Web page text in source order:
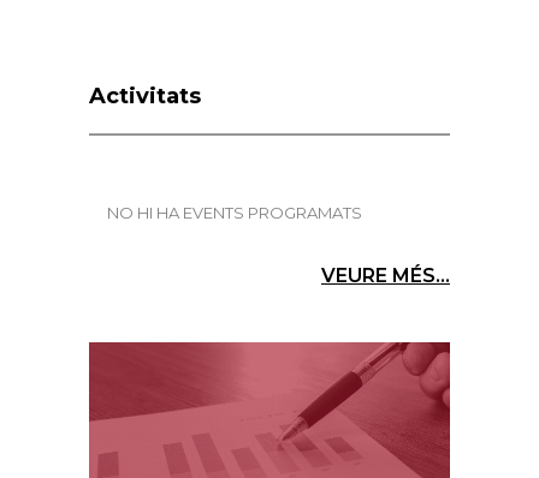
Activitats
NO HI HA EVENTS PROGRAMATS
VEURE MÉS...